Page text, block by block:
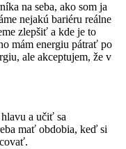
na seba, ako som ja
nejakú bariéru reálne
zlepšiť a kde je to
mám energiu pátrať po
ale akceptujem, že v
a učiť sa
mať obdobia, keď si